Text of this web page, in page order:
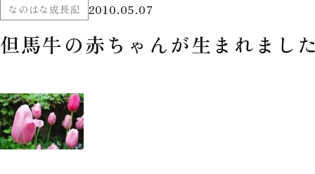
なのはな成長記 2010.05.07
但馬牛の赤ちゃんが生まれまし